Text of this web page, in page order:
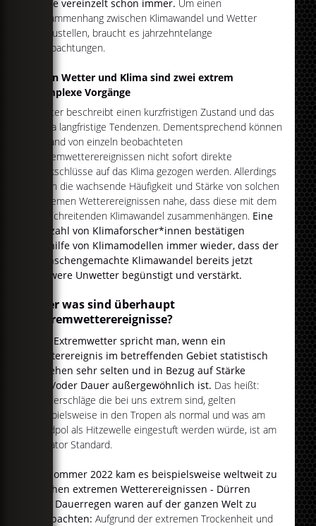
diese vereinzelt schon immer. Um einen
Zusammenhang zwischen Klimawandel und Wetter
herzustellen, braucht es jahrzehntelange
Beobachtungen.
Denn Wetter und Klima sind zwei extrem
komplexe Vorgänge
Wetter beschreibt einen kurzfristigen Zustand und das
Klima langfristige Tendenzen. Dementsprechend können
anhand von einzeln beobachteten
Extremwetterereignissen nicht sofort direkte
Rückschlüsse auf das Klima gezogen werden. Allerdings
legen die wachsende Häufigkeit und Stärke von solchen
extremen Wetterereignissen nahe, dass diese mit dem
fortschreitenden Klimawandel zusammenhängen. Eine
Vielzahl von Klimaforscher*innen bestätigen
mithilfe von Klimamodellen immer wieder, dass der
menschengemachte Klimawandel bereits jetzt
schwere Unwetter begünstigt und verstärkt.
Aber was sind überhaupt
Extremwetterereignisse?
Von Extremwetter spricht man, wenn ein
Wetterereignis im betreffenden Gebiet statistisch
gesehen sehr selten und in Bezug auf Stärke
und/oder Dauer außergewöhnlich ist. Das heißt:
Niederschläge die bei uns extrem sind, gelten
beispielsweise in den Tropen als normal und was am
Nordpol als Hitzewelle eingestuft werden würde, ist am
Äquator Standard.
Im Sommer 2022 kam es beispielsweise weltweit zu
solchen extremen Wetterereignissen - Dürren
und Dauerregen waren auf der ganzen Welt zu
beobachten:Aufgrund der extremen Trockenheit und